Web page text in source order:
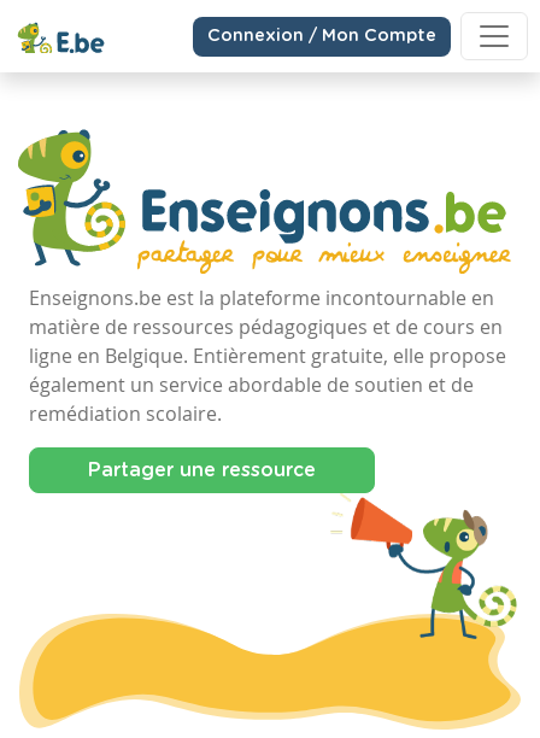
Connexion / Mon Compte
Enseignons.be est la plateforme incontournable en
matière de ressources pédagogiques et de cours en
ligne en Belgique. Entièrement gratuite, elle propose
également un service abordable de soutien et de
remédiation scolaire.
Partager une ressource